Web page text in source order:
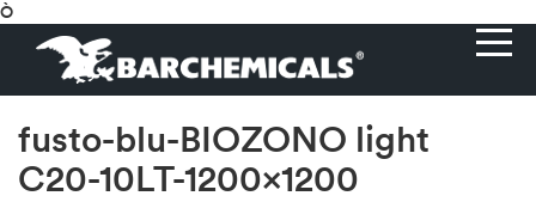
Ò
fusto-blu-BIOZONO light
C20-10LT-1200×1200